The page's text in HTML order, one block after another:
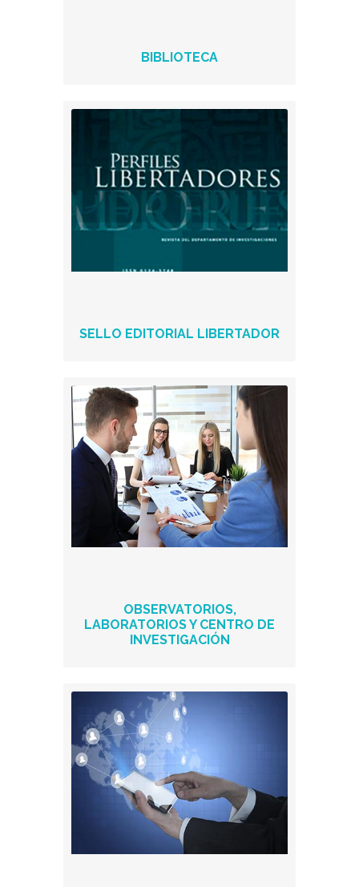
BIBLIOTECA
SELLO EDITORIAL LIBERTADOR
OBSERVATORIOS,
LABORATORIOS Y CENTRO DE
INVESTIGACIÓN